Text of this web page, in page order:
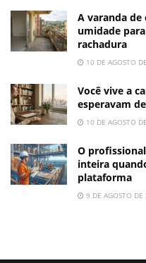
A varanda
umidade
rachadura
10 DE AGOSTO
Você vive a
esperavam
10 DE AGOSTO
O
inteira
plataforma
9 DE AGOSTO DE